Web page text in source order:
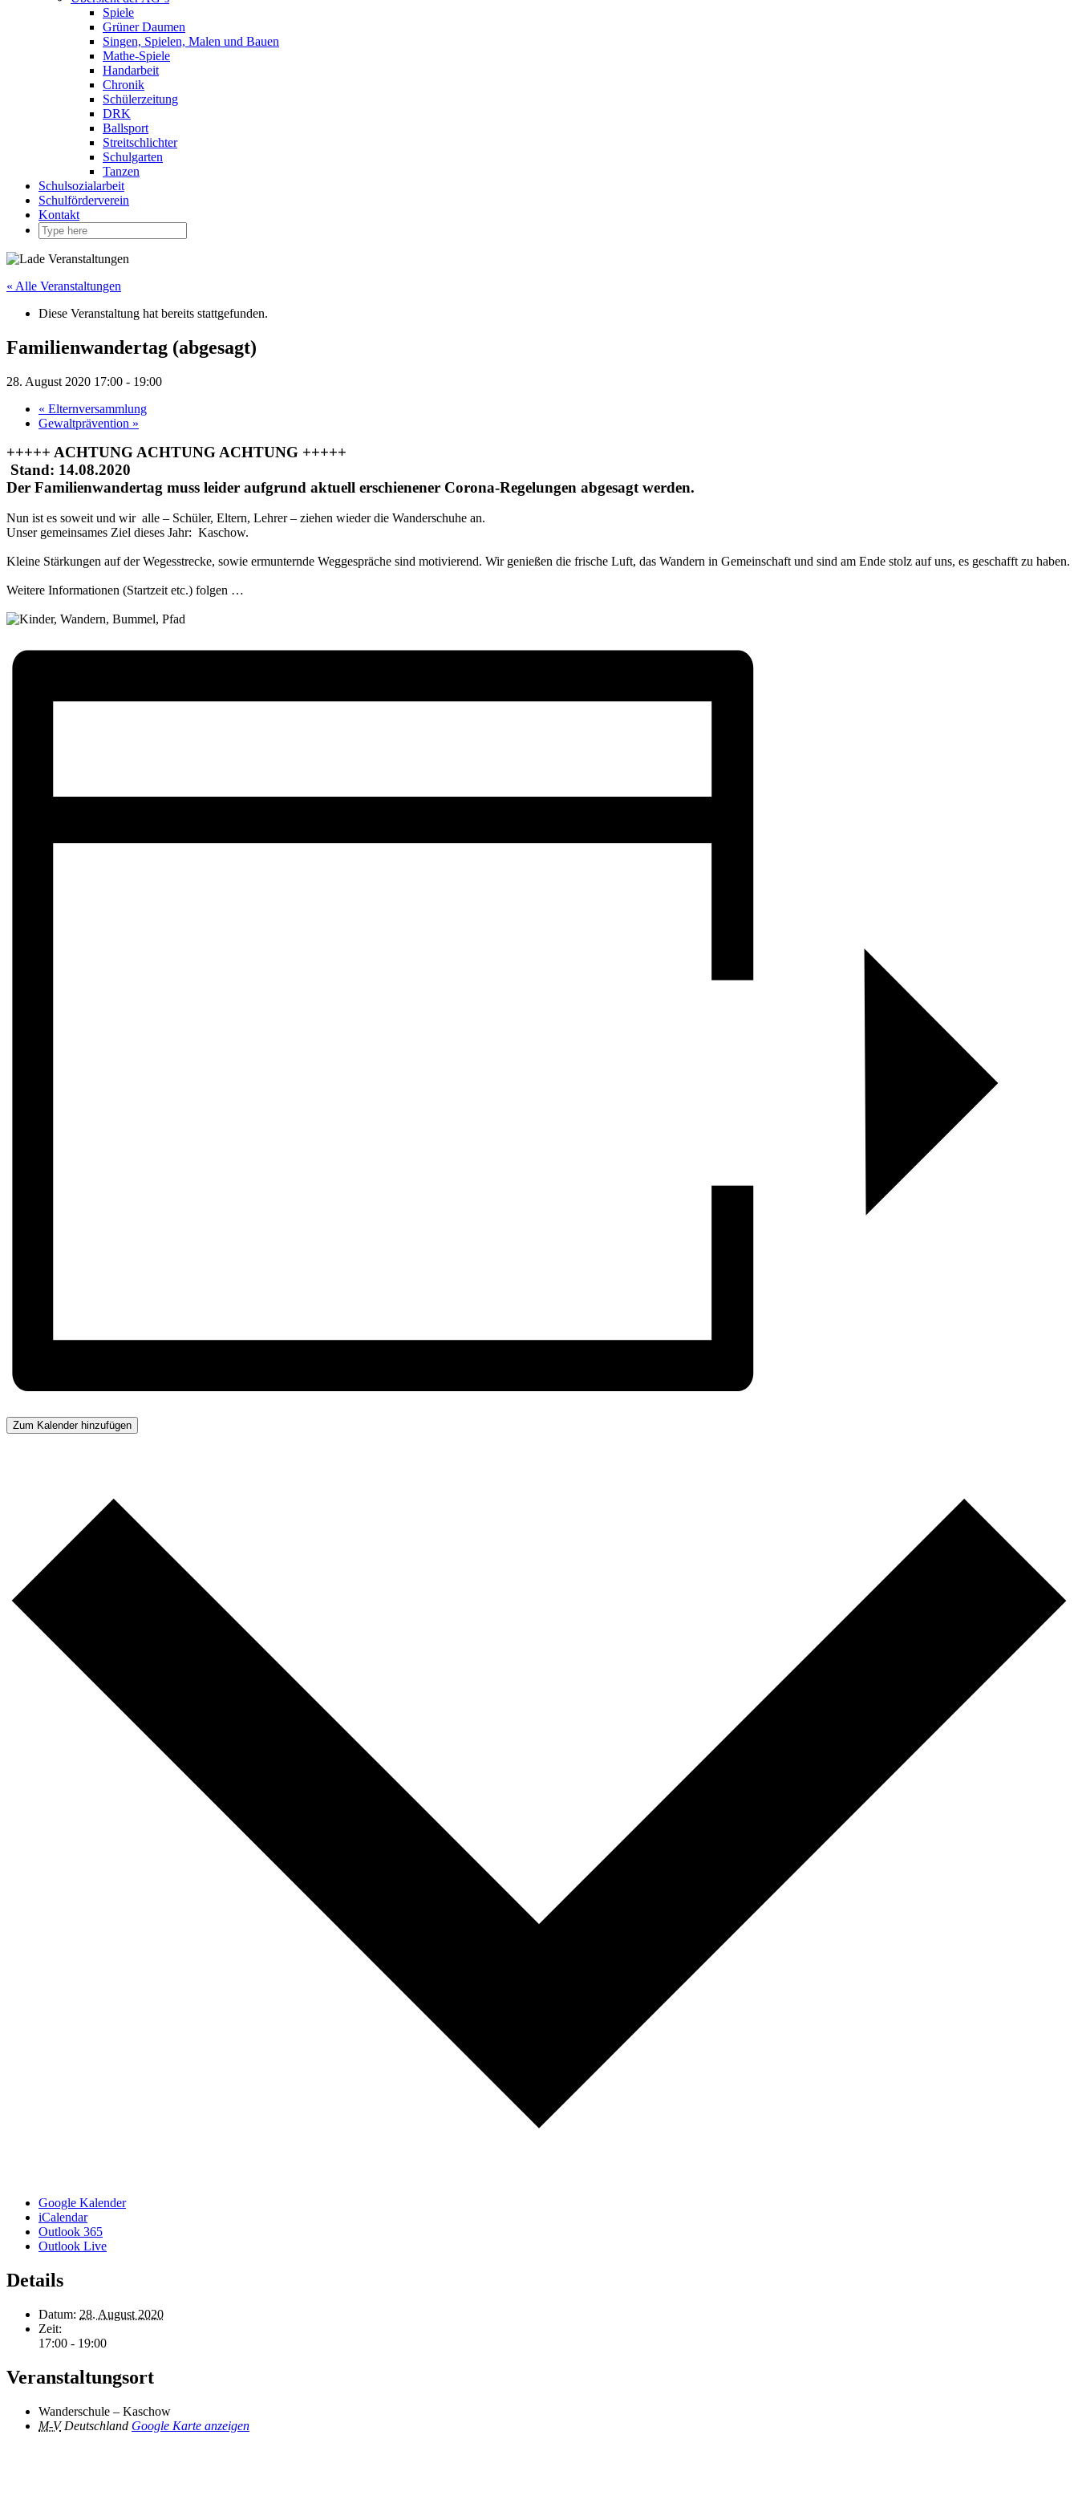
Spiele
Grüner Daumen
Singen, Spielen, Malen und Bauen
Mathe-Spiele
Handarbeit
Chronik
Schülerzeitung
DRK
Ballsport
Streitschlichter
Schulgarten
Tanzen
Schulsozialarbeit
Schulförderverein
Kontakt
« Alle Veranstaltungen
Diese Veranstaltung hat bereits stattgefunden.
Familienwandertag (abgesagt)
28. August 2020 17:00 - 19:00
« Elternversammlung
Gewaltprävention »
+++++ ACHTUNG ACHTUNG ACHTUNG +++++
Stand: 14.08.2020
Der Familienwandertag muss leider aufgrund aktuell erschienener Corona-Regelungen abgesagt werden.
Nun ist es soweit und wir alle – Schüler, Eltern, Lehrer – ziehen wieder die Wanderschuhe an.
Unser gemeinsames Ziel dieses Jahr: Kaschow.
Kleine Stärkungen auf der Wegesstrecke, sowie ermunternde Weggespräche sind motivierend. Wir genießen die frische Luft, das Wandern in Gemeinschaft und sind am Ende stolz auf uns, es geschafft zu haben.
Weitere Informationen (Startzeit etc.) folgen …
Zum Kalender hinzufügen
Google Kalender
iCalendar
Outlook 365
Outlook Live
Details
Datum: 28. August 2020
Zeit:
17:00 - 19:00
Veranstaltungsort
Wanderschule – Kaschow
M-V Deutschland Google Karte anzeigen